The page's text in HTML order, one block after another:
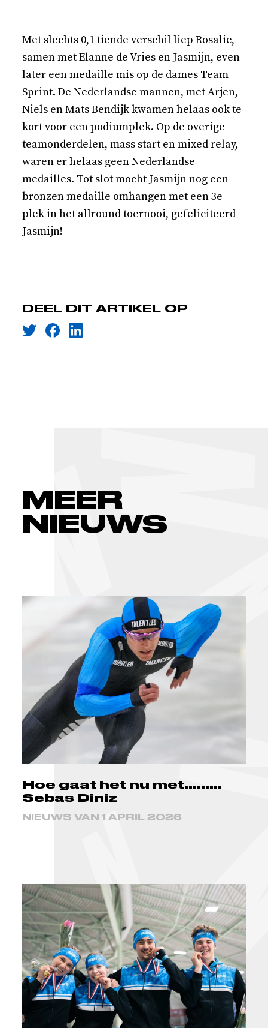
Met slechts 0,1 tiende verschil liep Rosalie,
samen met Elanne de Vries en Jasmijn, even
later een medaille mis op de dames Team
Sprint. De Nederlandse mannen, met Arjen,
Niels en Mats Bendijk kwamen helaas ook te
kort voor een podiumplek. Op de overige
teamonderdelen, mass start en mixed relay,
waren er helaas geen Nederlandse
medailles. Tot slot mocht Jasmijn nog een
bronzen medaille omhangen met een 3e
plek in het allround toernooi, gefeliciteerd
Jasmijn!
DEEL DIT ARTIKEL OP
MEER
NIEUWS
Hoe gaat het nu met.........
Sebas Diniz
NIEUWS VAN 1 APRIL 2026